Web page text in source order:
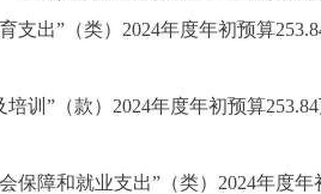
出”（类）2024年度年初预算
”（款）2024年度年初预算253.84
障和就业支出”（类）2024年度年